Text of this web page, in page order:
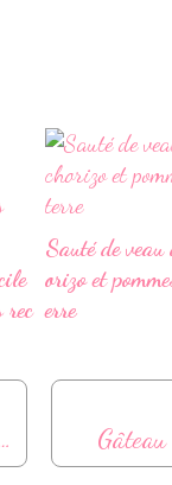
rec
Sauté de
orizo et
erre
Du 05 au 11 mai